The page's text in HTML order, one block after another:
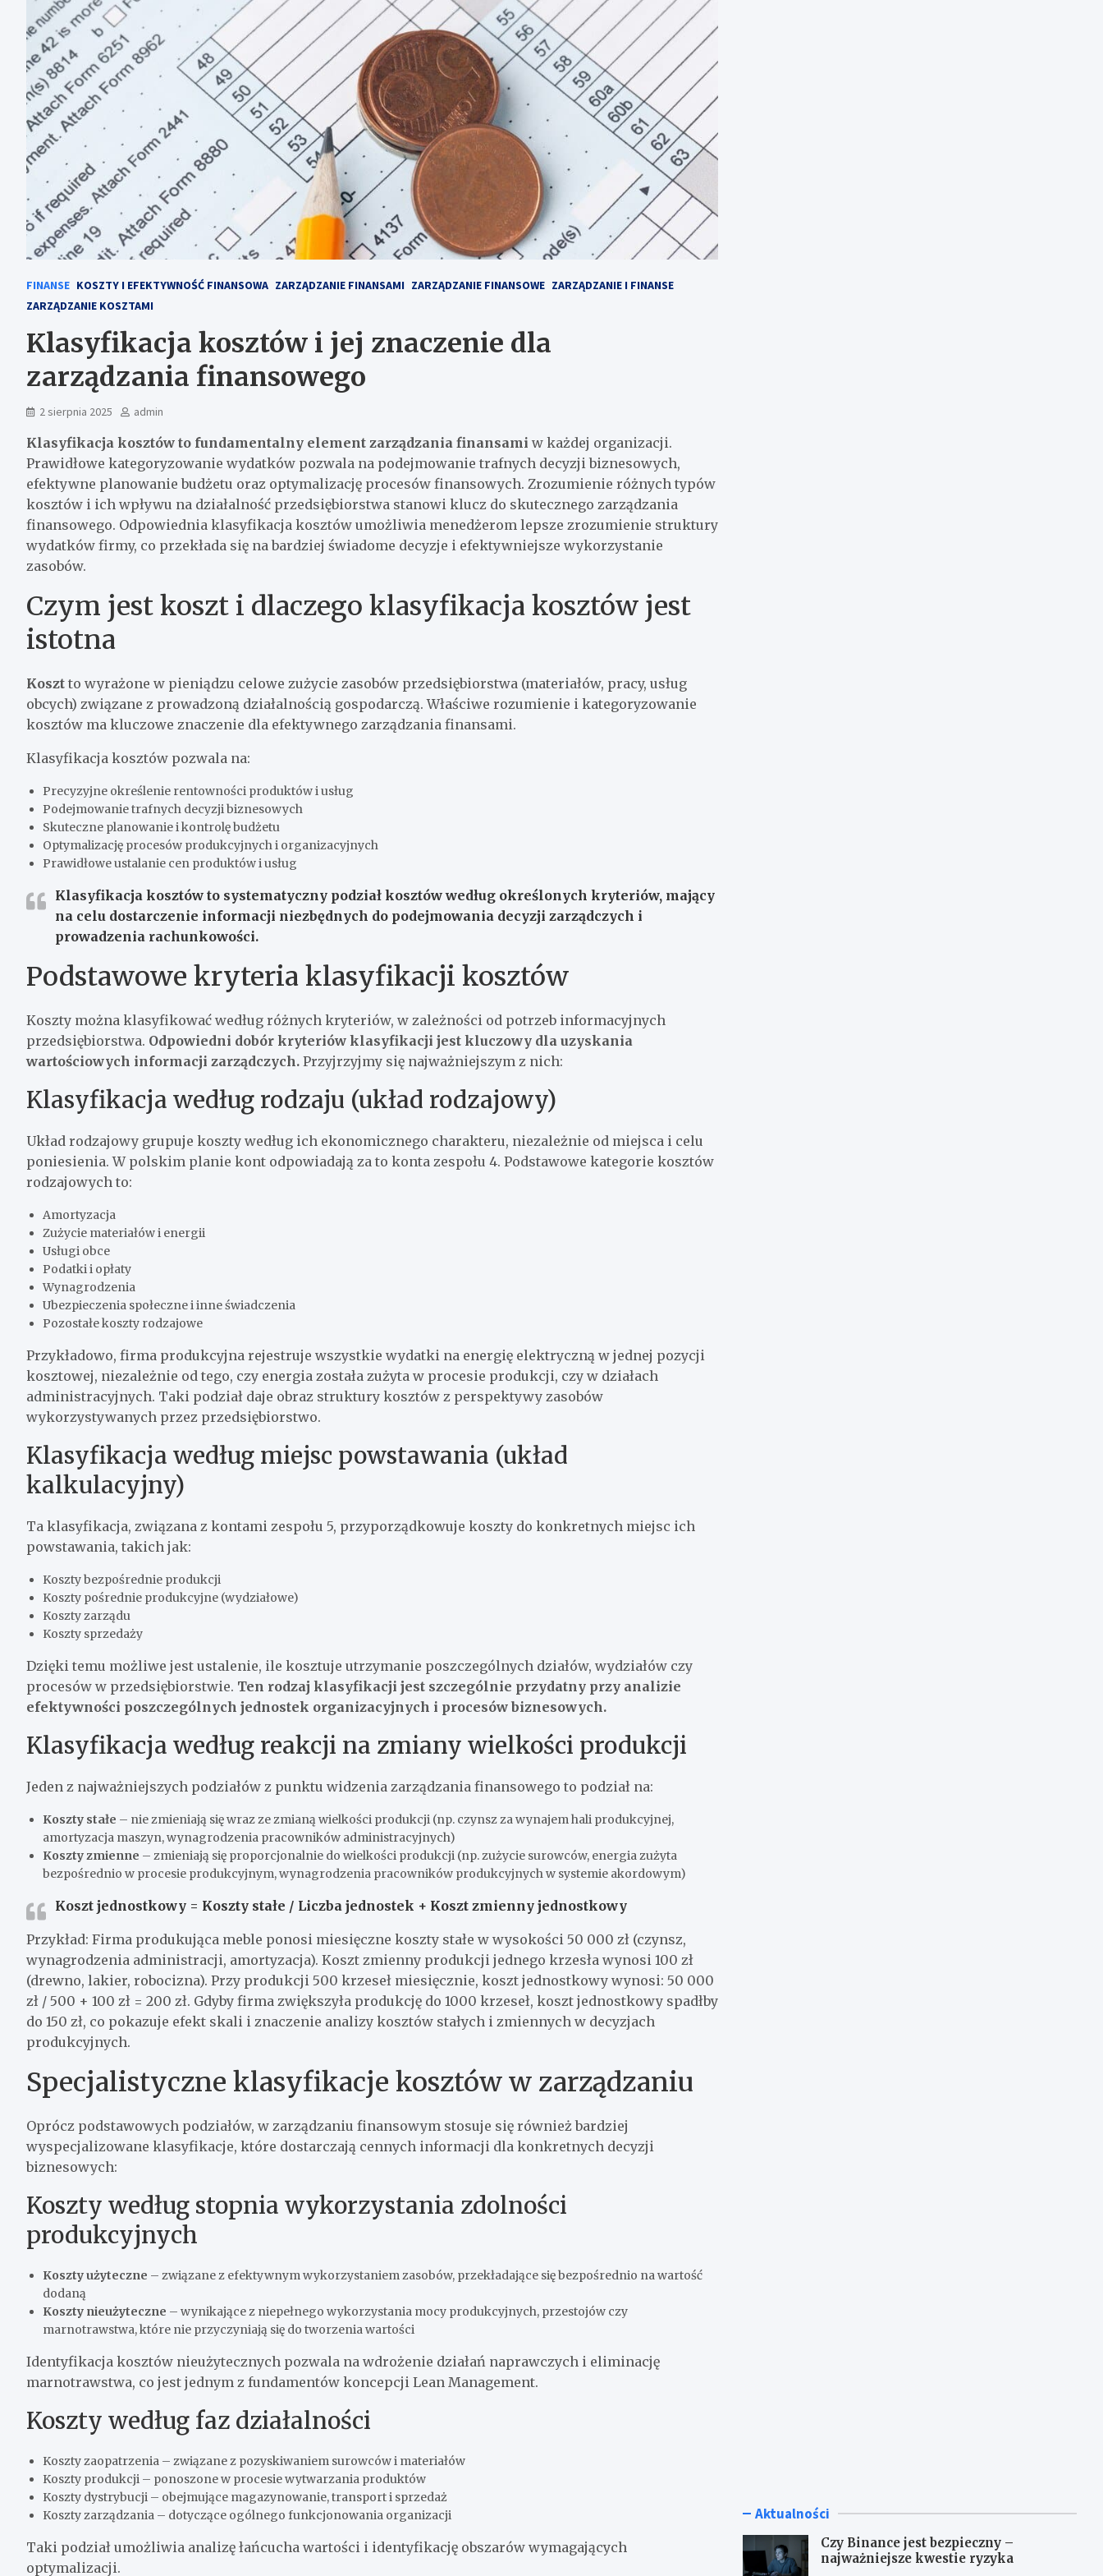
FINANSE KOSZTY I EFEKTYWNOŚĆ FINANSOWA ZARZĄDZANIE FINANSAMI ZARZĄDZANIE FINANSOWE ZARZĄDZANIE I FINANSE
ZARZĄDZANIE KOSZTAMI
Klasyfikacja kosztów i jej znaczenie dla
zarządzania finansowego
2 sierpnia 2025 admin
Klasyfikacja kosztów to fundamentalny element zarządzania finansami w każdej organizacji.
Prawidłowe kategoryzowanie wydatków pozwala na podejmowanie trafnych decyzji biznesowych,
efektywne planowanie budżetu oraz optymalizację procesów finansowych. Zrozumienie różnych typów
kosztów i ich wpływu na działalność przedsiębiorstwa stanowi klucz do skutecznego zarządzania
finansowego. Odpowiednia klasyfikacja kosztów umożliwia menedżerom lepsze zrozumienie struktury
wydatków firmy, co przekłada się na bardziej świadome decyzje i efektywniejsze wykorzystanie
zasobów.
Czym jest koszt i dlaczego klasyfikacja kosztów jest
istotna
Koszt to wyrażone w pieniądzu celowe zużycie zasobów przedsiębiorstwa (materiałów, pracy, usług
obcych) związane z prowadzoną działalnością gospodarczą. Właściwe rozumienie i kategoryzowanie
kosztów ma kluczowe znaczenie dla efektywnego zarządzania finansami.
Klasyfikacja kosztów pozwala na:
Precyzyjne określenie rentowności produktów i usług
Podejmowanie trafnych decyzji biznesowych
Skuteczne planowanie i kontrolę budżetu
Optymalizację procesów produkcyjnych i organizacyjnych
Prawidłowe ustalanie cen produktów i usług
Klasyfikacja kosztów to systematyczny podział kosztów według określonych kryteriów, mający
na celu dostarczenie informacji niezbędnych do podejmowania decyzji zarządczych i
prowadzenia rachunkowości.
Podstawowe kryteria klasyfikacji kosztów
Koszty można klasyfikować według różnych kryteriów, w zależności od potrzeb informacyjnych
przedsiębiorstwa. Odpowiedni dobór kryteriów klasyfikacji jest kluczowy dla uzyskania
wartościowych informacji zarządczych. Przyjrzyjmy się najważniejszym z nich:
Klasyfikacja według rodzaju (układ rodzajowy)
Układ rodzajowy grupuje koszty według ich ekonomicznego charakteru, niezależnie od miejsca i celu
poniesienia. W polskim planie kont odpowiadają za to konta zespołu 4. Podstawowe kategorie kosztów
rodzajowych to:
Amortyzacja
Zużycie materiałów i energii
Usługi obce
Podatki i opłaty
Wynagrodzenia
Ubezpieczenia społeczne i inne świadczenia
Pozostałe koszty rodzajowe
Przykładowo, firma produkcyjna rejestruje wszystkie wydatki na energię elektryczną w jednej pozycji
kosztowej, niezależnie od tego, czy energia została zużyta w procesie produkcji, czy w działach
administracyjnych. Taki podział daje obraz struktury kosztów z perspektywy zasobów
wykorzystywanych przez przedsiębiorstwo.
Klasyfikacja według miejsc powstawania (układ
kalkulacyjny)
Ta klasyfikacja, związana z kontami zespołu 5, przyporządkowuje koszty do konkretnych miejsc ich
powstawania, takich jak:
Koszty bezpośrednie produkcji
Koszty pośrednie produkcyjne (wydziałowe)
Koszty zarządu
Koszty sprzedaży
Dzięki temu możliwe jest ustalenie, ile kosztuje utrzymanie poszczególnych działów, wydziałów czy
procesów w przedsiębiorstwie. Ten rodzaj klasyfikacji jest szczególnie przydatny przy analizie
efektywności poszczególnych jednostek organizacyjnych i procesów biznesowych.
Klasyfikacja według reakcji na zmiany wielkości produkcji
Jeden z najważniejszych podziałów z punktu widzenia zarządzania finansowego to podział na:
Koszty stałe – nie zmieniają się wraz ze zmianą wielkości produkcji (np. czynsz za wynajem hali produkcyjnej,
amortyzacja maszyn, wynagrodzenia pracowników administracyjnych)
Koszty zmienne – zmieniają się proporcjonalnie do wielkości produkcji (np. zużycie surowców, energia zużyta
bezpośrednio w procesie produkcyjnym, wynagrodzenia pracowników produkcyjnych w systemie akordowym)
Koszt jednostkowy = Koszty stałe / Liczba jednostek + Koszt zmienny jednostkowy
Przykład: Firma produkująca meble ponosi miesięczne koszty stałe w wysokości 50 000 zł (czynsz,
wynagrodzenia administracji, amortyzacja). Koszt zmienny produkcji jednego krzesła wynosi 100 zł
(drewno, lakier, robocizna). Przy produkcji 500 krzeseł miesięcznie, koszt jednostkowy wynosi: 50 000
zł / 500 + 100 zł = 200 zł. Gdyby firma zwiększyła produkcję do 1000 krzeseł, koszt jednostkowy spadłby
do 150 zł, co pokazuje efekt skali i znaczenie analizy kosztów stałych i zmiennych w decyzjach
produkcyjnych.
Specjalistyczne klasyfikacje kosztów w zarządzaniu
Oprócz podstawowych podziałów, w zarządzaniu finansowym stosuje się również bardziej
wyspecjalizowane klasyfikacje, które dostarczają cennych informacji dla konkretnych decyzji
biznesowych:
Koszty według stopnia wykorzystania zdolności
produkcyjnych
Koszty użyteczne – związane z efektywnym wykorzystaniem zasobów, przekładające się bezpośrednio na wartość
dodaną
Koszty nieużyteczne – wynikające z niepełnego wykorzystania mocy produkcyjnych, przestojów czy
marnotrawstwa, które nie przyczyniają się do tworzenia wartości
Identyfikacja kosztów nieużytecznych pozwala na wdrożenie działań naprawczych i eliminację
marnotrawstwa, co jest jednym z fundamentów koncepcji Lean Management.
Koszty według faz działalności
Koszty zaopatrzenia – związane z pozyskiwaniem surowców i materiałów
Koszty produkcji – ponoszone w procesie wytwarzania produktów
Koszty dystrybucji – obejmujące magazynowanie, transport i sprzedaż
Koszty zarządzania – dotyczące ogólnego funkcjonowania organizacji
Taki podział umożliwia analizę łańcucha wartości i identyfikację obszarów wymagających
optymalizacji.
Aktualności
Czy Binance jest bezpieczny –
najważniejsze kwestie ryzyka